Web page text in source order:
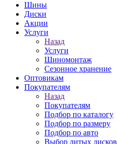
Шины
Диски
Акции
Услуги
Назад
Услуги
Шиномонтаж
Сезонное хранение
Оптовикам
Покупателям
Назад
Покупателям
Подбор по каталогу
Подбор по размеру
Подбор по авто
Выбор литых дисков